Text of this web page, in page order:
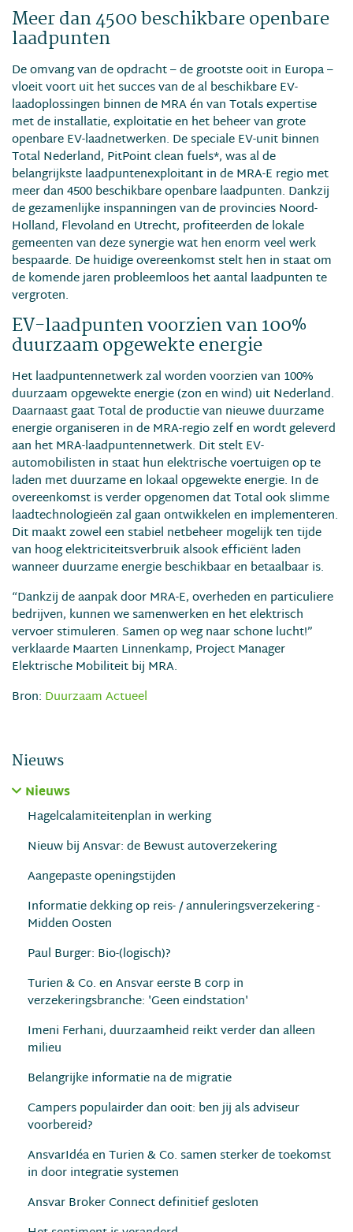
Meer dan 4500 beschikbare openbare
laadpunten
De omvang van de opdracht – de grootste ooit in Europa –
vloeit voort uit het succes van de al beschikbare EV-
laadoplossingen binnen de MRA én van Totals expertise
met de installatie, exploitatie en het beheer van grote
openbare EV-laadnetwerken. De speciale EV-unit binnen
Total Nederland, PitPoint clean fuels*, was al de
belangrijkste laadpuntenexploitant in de MRA-E regio met
meer dan 4500 beschikbare openbare laadpunten. Dankzij
de gezamenlijke inspanningen van de provincies Noord-
Holland, Flevoland en Utrecht, profiteerden de lokale
gemeenten van deze synergie wat hen enorm veel werk
bespaarde. De huidige overeenkomst stelt hen in staat om
de komende jaren probleemloos het aantal laadpunten te
vergroten.
EV-laadpunten voorzien van 100%
duurzaam opgewekte energie
Het laadpuntennetwerk zal worden voorzien van 100%
duurzaam opgewekte energie (zon en wind) uit Nederland.
Daarnaast gaat Total de productie van nieuwe duurzame
energie organiseren in de MRA-regio zelf en wordt geleverd
aan het MRA-laadpuntennetwerk. Dit stelt EV-
automobilisten in staat hun elektrische voertuigen op te
laden met duurzame en lokaal opgewekte energie. In de
overeenkomst is verder opgenomen dat Total ook slimme
laadtechnologieën zal gaan ontwikkelen en implementeren.
Dit maakt zowel een stabiel netbeheer mogelijk ten tijde
van hoog elektriciteitsverbruik alsook efficiënt laden
wanneer duurzame energie beschikbaar en betaalbaar is.
“Dankzij de aanpak door MRA-E, overheden en particuliere
bedrijven, kunnen we samenwerken en het elektrisch
vervoer stimuleren. Samen op weg naar schone lucht!”
verklaarde Maarten Linnenkamp, Project Manager
Elektrische Mobiliteit bij MRA.
Bron: Duurzaam Actueel
Nieuws
Nieuws
Hagelcalamiteitenplan in werking
Nieuw bij Ansvar: de Bewust autoverzekering
Aangepaste openingstijden
Informatie dekking op reis- / annuleringsverzekering -
Midden Oosten
Paul Burger: Bio-(logisch)?
Turien & Co. en Ansvar eerste B corp in
verzekeringsbranche: 'Geen eindstation'
Imeni Ferhani, duurzaamheid reikt verder dan alleen
milieu
Belangrijke informatie na de migratie
Campers populairder dan ooit: ben jij als adviseur
voorbereid?
AnsvarIdéa en Turien & Co. samen sterker de toekomst
in door integratie systemen
Ansvar Broker Connect definitief gesloten